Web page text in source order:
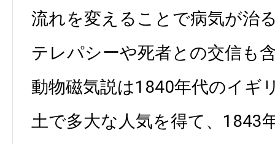
流れを変えることで病気が治
テレパシーや死者との交信も
動物磁気説は1840年代のイギ
土で多大な人気を得て、1843